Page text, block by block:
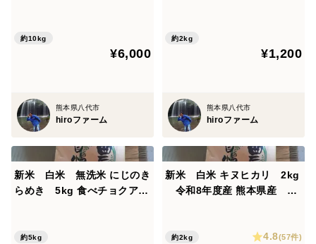
約10kg
¥6,000
熊本県八代市
hiroファーム
約2kg
¥1,200
熊本県八代市
hiroファーム
新米 白米 無洗米 にじのき
らめき 5kg 食べチョクアワ
約5kg
新米 白米 キヌヒカリ 2kg
令和8年度産 熊本県産 無
約2kg 4.8(57件)